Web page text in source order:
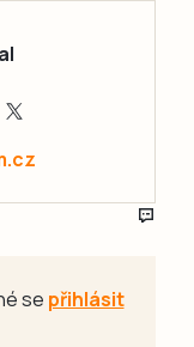
se přihlásit